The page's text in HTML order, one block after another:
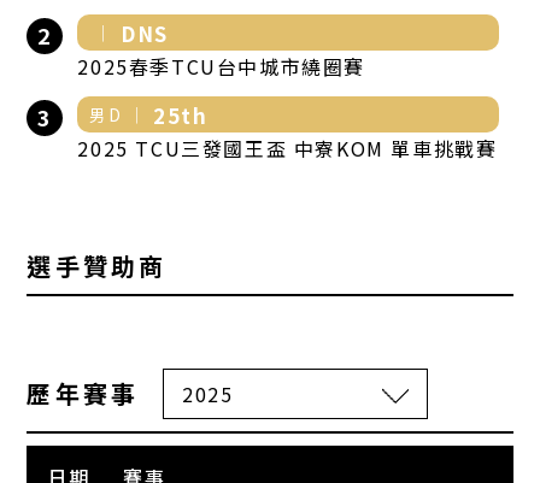
2 DNS
2025春季TCU台中城市繞圈賽
3 男D 25th
2025 TCU三發國王盃 中寮KOM 單車挑戰賽
選手贊助商
歷年賽事
日期 賽事